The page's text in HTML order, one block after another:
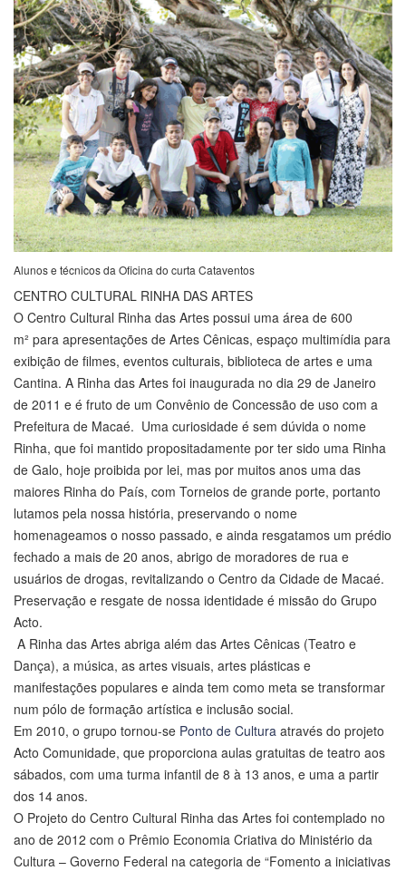
Alunos e técnicos da Oficina do curta Cataventos
CENTRO CULTURAL RINHA DAS ARTES
O Centro Cultural Rinha das Artes possui uma área de 600
m² para apresentações de Artes Cênicas, espaço multimídia para
exibição de filmes, eventos culturais, biblioteca de artes e uma
Cantina. A Rinha das Artes foi inaugurada no dia 29 de Janeiro
de 2011 e é fruto de um Convênio de Concessão de uso com a
Prefeitura de Macaé. Uma curiosidade é sem dúvida o nome
Rinha, que foi mantido propositadamente por ter sido uma Rinha
de Galo, hoje proibida por lei, mas por muitos anos uma das
maiores Rinha do País, com Torneios de grande porte, portanto
lutamos pela nossa história, preservando o nome
homenageamos o nosso passado, e ainda resgatamos um prédio
fechado a mais de 20 anos, abrigo de moradores de rua e
usuários de drogas, revitalizando o Centro da Cidade de Macaé.
Preservação e resgate de nossa identidade é missão do Grupo
Acto.
A Rinha das Artes abriga além das Artes Cênicas (Teatro e
Dança), a música, as artes visuais, artes plásticas e
manifestações populares e ainda tem como meta se transformar
num pólo de formação artística e inclusão social.
Em 2010, o grupo tornou-se Ponto de Cultura através do projeto
Acto Comunidade, que proporciona aulas gratuitas de teatro aos
sábados, com uma turma infantil de 8 à 13 anos, e uma a partir
dos 14 anos.
O Projeto do Centro Cultural Rinha das Artes foi contemplado no
ano de 2012 com o Prêmio Economia Criativa do Ministério da
Cultura – Governo Federal na categoria de “Fomento a iniciativas